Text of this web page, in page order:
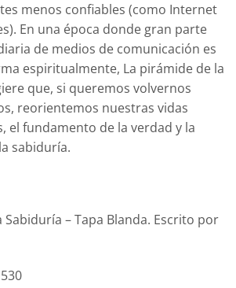
menos confiables (como Internet
En una época donde gran parte
de medios de comunicación es
espiritualmente, La pirámide de la
que, si queremos volvernos
reorientemos nuestras vidas
el fundamento de la verdad y la
sabiduría.
Sabiduría – Tapa Blanda. Escrito por